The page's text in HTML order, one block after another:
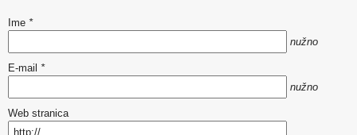
Ime *
nužno
E-mail *
nužno
Web stranica